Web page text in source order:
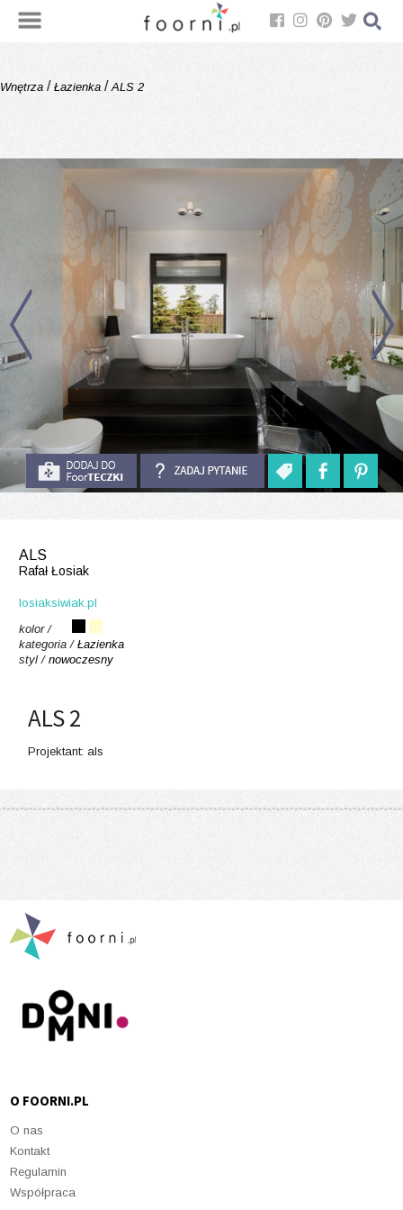
Wnętrza / Łazienka / ALS 2
ALS
Rafał Łosiak
losiaksiwiak.pl
kolor /
kategoria / Łazienka
styl / nowoczesny
ALS 2
Projektant: als
O FOORNI.PL
O nas
Kontakt
Regulamin
Współpraca